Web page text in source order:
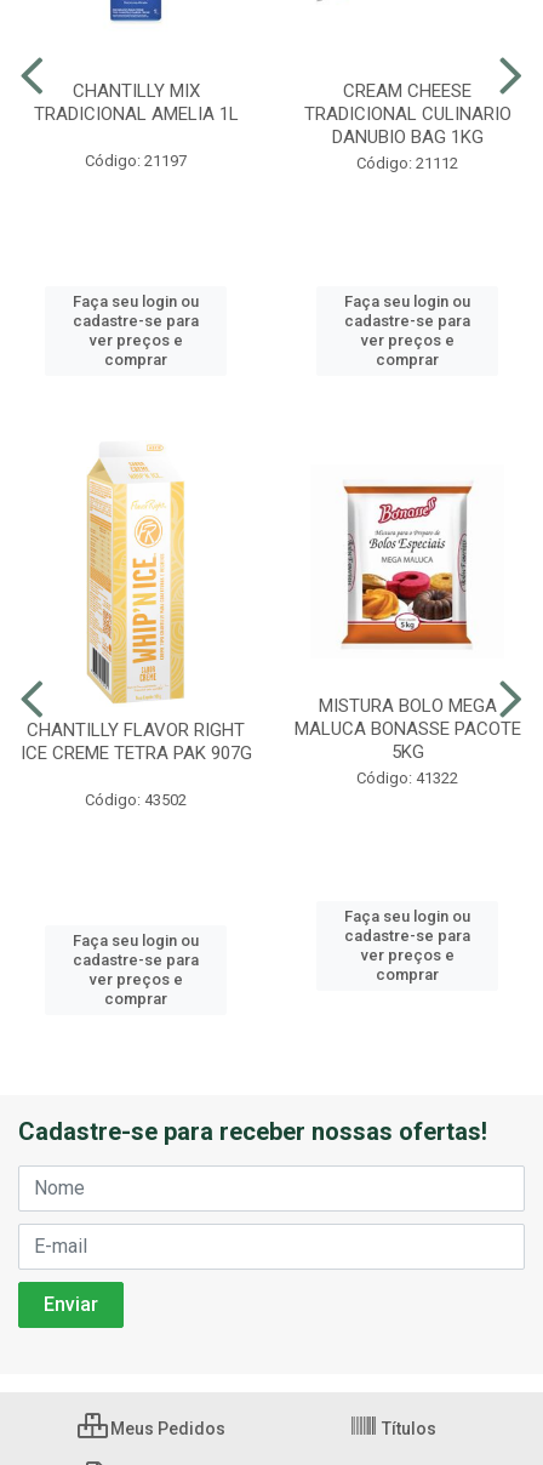
CHANTILLY MIX
TRADICIONAL AMELIA 1L
Código: 21197
Faça seu login ou
cadastre-se para
ver preços e
comprar
CREAM CHEESE
TRADICIONAL CULINARIO
DANUBIO BAG 1KG
Código: 21112
Faça seu login ou
cadastre-se para
ver preços e
comprar
CHANTILLY FLAVOR RIGHT
ICE CREME TETRA PAK 907G
Código: 43502
Faça seu login ou
cadastre-se para
ver preços e
comprar
MISTURA BOLO MEGA
MALUCA BONASSE PACOTE
5KG
Código: 41322
Faça seu login ou
cadastre-se para
ver preços e
comprar
Cadastre-se para receber nossas ofertas!
Meus Pedidos Títulos